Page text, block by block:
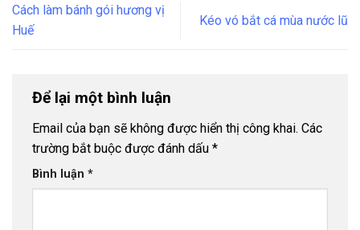
Cách làm bánh gói hương vị
Huế
Kéo vó bắt cá mùa nước lũ
Để lại một bình luận
Email của bạn sẽ không được hiển thị công khai. Các
trường bắt buộc được đánh dấu *
Bình luận *